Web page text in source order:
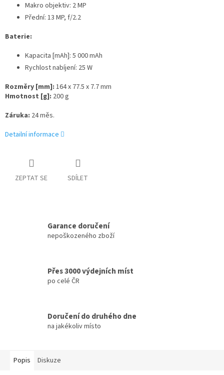
Makro objektiv: 2 MP
Přední: 13 MP, f/2.2
Baterie:
Kapacita [mAh]: 5 000 mAh
Rychlost nabíjení: 25 W
Rozměry [mm]: 164 x 77.5 x 7.7 mm
Hmotnost [g]: 200 g
Záruka: 24 měs.
Detailní informace
ZEPTAT SE SDÍLET
Garance doručení
nepoškozeného zboží
Přes 3000 výdejních míst
po celé ČR
Doručení do druhého dne
na jakékoliv místo
Popis Diskuze